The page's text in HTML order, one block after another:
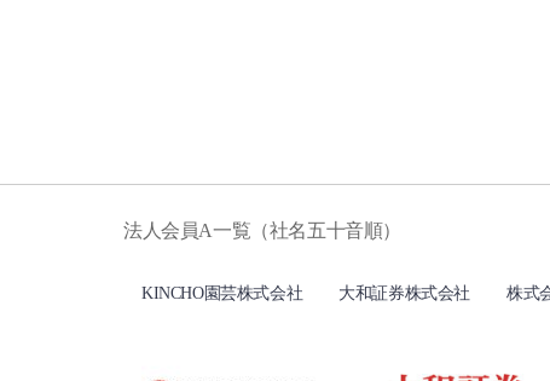
法人会員A一覧（社名五十音順）
KINCHO園芸株式会社 大和証券株式会社 株式